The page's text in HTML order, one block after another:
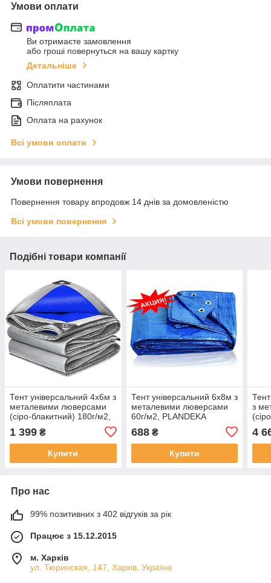
Умови оплати
Ви отримаєте замовлення
або гроші повернуться на вашу картку
Детальніше
Оплатити частинами
Післяплата
Оплата на рахунок
Всі умови оплати
Умови повернення
Повернення товару впродовж 14 днів за домовленістю
Всі умови повернення
Подібні товари компанії
Тент універсальний 4х6м з
металевими люверсами
(сіро-блакитний) 180г/м2,
1 399 ₴
Купити
Тент універсальний 6х8м з
металевими люверсами
60г/м2, PLANDEKA
688₴
Купити
з
4
Про нас
99% позитивних з 402 відгуків за рік
Працює з 15.12.2015
м. Харків
ул. Тюринская, 147, Харків, Україна